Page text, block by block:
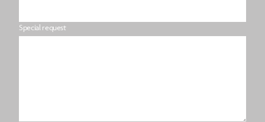
Special request